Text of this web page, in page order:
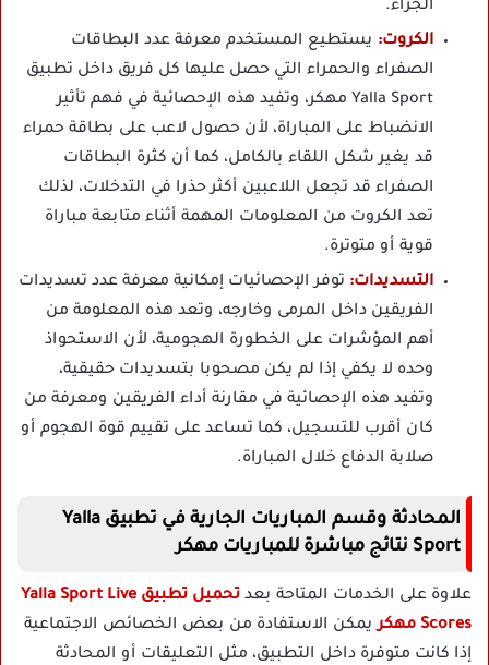
الجزاء.
الكروت: يستطيع المستخدم معرفة عدد البطاقات
الصفراء والحمراء التي حصل عليها كل فريق داخل تطبيق
Yalla Sport مهكر، وتفيد هذه الإحصائية في فهم تأثير
الانضباط على المباراة، لأن حصول لاعب على بطاقة حمراء
قد يغير شكل اللقاء بالكامل، كما أن كثرة البطاقات
الصفراء قد تجعل اللاعبين أكثر حذرا في التدخلات، لذلك
تعد الكروت من المعلومات المهمة أثناء متابعة مباراة
قوية أو متوترة.
التسديدات: توفر الإحصائيات إمكانية معرفة عدد تسديدات
الفريقين داخل المرمى وخارجه، وتعد هذه المعلومة من
أهم المؤشرات على الخطورة الهجومية، لأن الاستحواذ
وحده لا يكفي إذا لم يكن مصحوبا بتسديدات حقيقية،
وتفيد هذه الإحصائية في مقارنة أداء الفريقين ومعرفة من
كان أقرب للتسجيل، كما تساعد على تقييم قوة الهجوم أو
صلابة الدفاع خلال المباراة.
المحادثة وقسم المباريات الجارية في تطبيق Yalla
Sport نتائج مباشرة للمباريات مهكر
علاوة على الخدمات المتاحة بعد
تحميل تطبيق Yalla Sport Live
Scores مهكر
يمكن الاستفادة من بعض الخصائص الاجتماعية
إذا كانت متوفرة داخل التطبيق، مثل التعليقات أو المحادثة